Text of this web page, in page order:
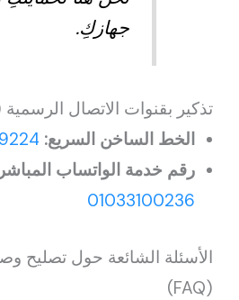
جهازكِ.
تذكير بقنوات الاتصال الرسمية
الخط الساخن السريع:
رقم خدمة الواتساب
01033100236
الأسئلة الشائعة حول تصليح
(FAQ)